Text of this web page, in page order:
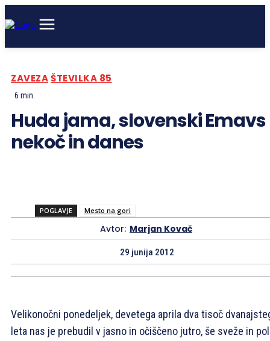
ZAVEZAŠTEVILKA 85
6 min.
Huda jama, slovenski Emavs
nekoč in danes
POGLAVJE Mesto na gori
Avtor: Marjan Kovač
29 junija 2012
Velikonočni ponedeljek, devetega aprila dva tisoč
leta nas je prebudil v jasno in očiščeno jutro, še sveže in